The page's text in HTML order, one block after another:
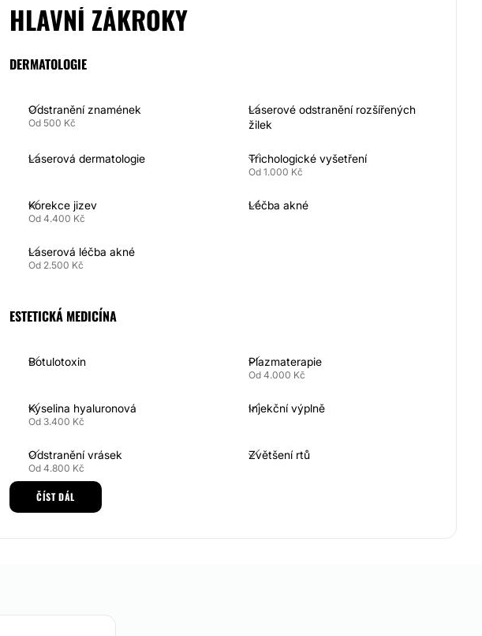
HLAVNÍ ZÁKROKY
DERMATOLOGIE
Odstranění znamének
Od 500 Kč
Laserové odstranění rozšířených
žilek
Laserová dermatologie Trichologické vyšetření
Od 1.000 Kč
Korekce jizev
Od 4.400 Kč
Léčba akné
Laserová léčba akné
Od 2.500 Kč
ESTETICKÁ MEDICÍNA
Botulotoxin Plazmaterapie
Od 4.000 Kč
Kyselina hyaluronová
Od 3.400 Kč
Injekční výplně
Odstranění vrásek
Od 4.800 Kč
Zvětšení rtů
Chemický peeling
Od 900 Kč
ČÍST DÁL